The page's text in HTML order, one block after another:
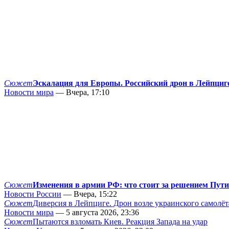
СюжетЭскалация для Европы. Российский дрон в
Новости мира — Вчера, 17:10
СюжетИзменения в армии РФ: что стоит за решением
Новости России — Вчера, 15:22
СюжетДиверсия в Лейпциге. Дрон возле украинского
Новости мира — 5 августа 2026, 23:36
СюжетПытаются взломать Киев. Реакция Запада на удар